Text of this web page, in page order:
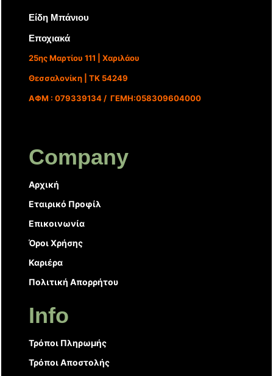
Είδη Μπάνιου
Εποχιακά
25ης Μαρτίου 111 | Χαριλάου
Θεσσαλονίκη | ΤΚ 54249
ΑΦΜ : 079339134 / ΓΕΜΗ:058309604000
Company
Αρχική
Εταιρικό Προφίλ
Επικοινωνία
Όροι Χρήσης
Καριέρα
Πολιτική Απορρήτου
Info
Τρόποι Πληρωμής
Τρόποι Αποστολής